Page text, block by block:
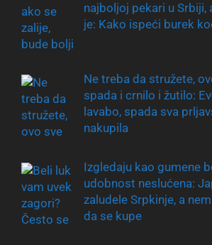
najboljoj pekari u Srbiji,
je: Kako ispeći burek
Ne treba da stružete,
spada i crnilo i žutilo:
lavabo, spada sva
nakupila
Izgledaju kao gumene
udobnost neslućena:
zaludele Srpkinje, a
da se kupe